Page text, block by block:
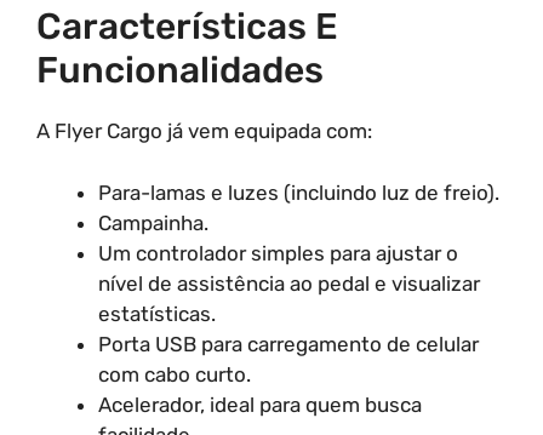
Características E
Funcionalidades
A Flyer Cargo já vem equipada com:
Para-lamas e luzes (incluindo luz de freio).
Campainha.
Um controlador simples para ajustar o
nível de assistência ao pedal e visualizar
estatísticas.
Porta USB para carregamento de celular
com cabo curto.
Acelerador, ideal para quem busca